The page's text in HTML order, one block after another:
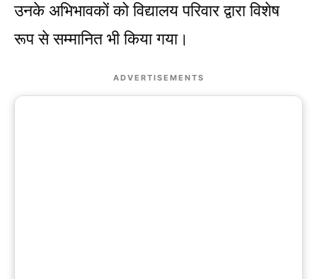
उनके अभिभावकों को विद्यालय परिवार द्वारा विशेष
रूप से सम्मानित भी किया गया।
ADVERTISEMENTS